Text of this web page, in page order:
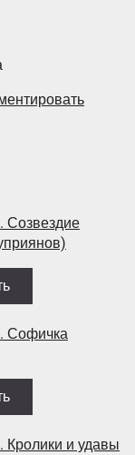
Созвездие
Софичка
Кролики и удавы